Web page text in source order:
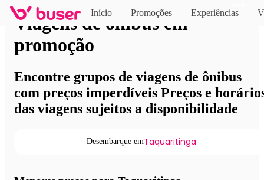
Início Promoções Experiências
Viagens de ônibus em
promoção
Encontre grupos de viagens de ônibus
com preços imperdíveis Preços e
das viagens sujeitos a disponibilidade
Desembarque emTaquaritinga